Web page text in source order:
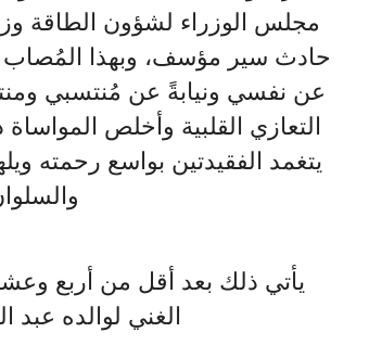
مجلس الوزراء لشؤون الطاقة
حادث سير مؤسف، وبهذا المُصاب
عن نفسي ونيابةً عن مُنتسبي
التعازي القلبية وأخلص
يتغمد الفقيدتين بواسع رحمته
يأتي ذلك بعد أقل من أربع
الغني لوالده عبد